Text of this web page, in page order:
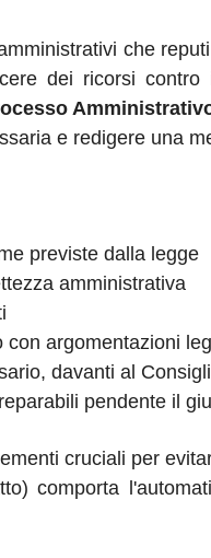
che
dei ricorsi
e redigere una
previste dalla legge
amministrativa
argomentazioni
davanti al
pendente il
cruciali per
comporta